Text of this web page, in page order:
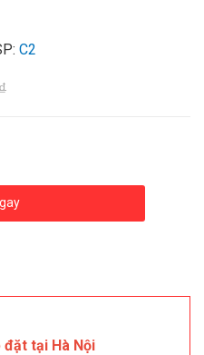
C2
đặt tại Hà Nội